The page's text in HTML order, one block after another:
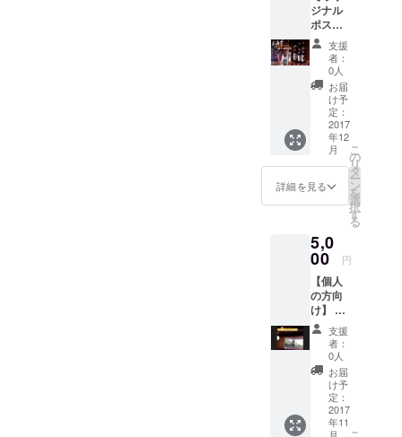
「千代
の光」
「鮎正
宗」
「君の
井」 の
飲み放
題チ
ケット
す！！
！ ※HP
からご
す。 ※
入場料
必要で
す。
ジナル
ポスト
カー
ド】 イ
ベント
オリジ
ナルポ
スト
カード
に、
メッ
セージ
や、名
前、あ
名前な
どを書
き入
れ、額
に入れ
てお送
り致し
す！！
・書き
入れる
内容は
リクエ
ストに
支援
者：
0人
お届
け予
定：
2017
年12
月
詳細を見る
こ
の
リ
タ
ー
ン
を
選
択
す
る
5,0
00 円
【個人
の方向
け】 イ
ベント
当日プ
ロジェ
クター
で流す
ムー
ビーへ
の参加
支援
者：
0人
お届
け予
定：
2017
年11